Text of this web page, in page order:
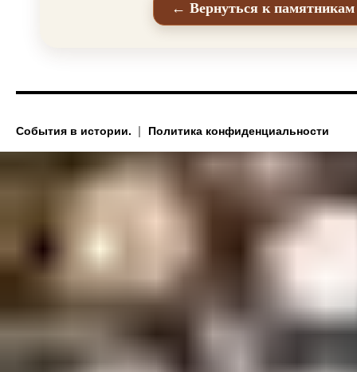
← Вернуться к памятникам
События в истории. Политика конфиденциальности